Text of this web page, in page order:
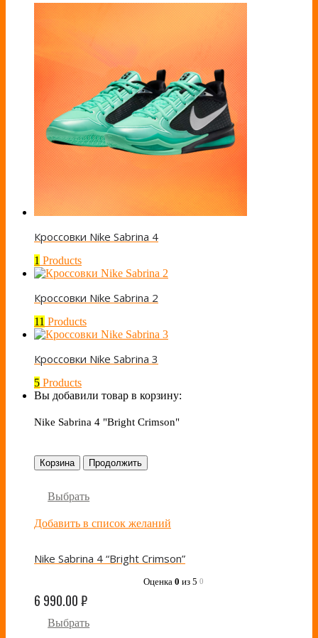
Кроссовки Nike Sabrina 4
1 Products
Кроссовки Nike Sabrina 2
11 Products
Кроссовки Nike Sabrina 3
5 Products
Вы добавили товар в корзину:
Nike Sabrina 4 "Bright Crimson"
Корзина Продолжить
Выбрать
Добавить в список желаний
Nike Sabrina 4 “Bright Crimson”
Оценка 0 из 5 0
6 990.00₽
Выбрать